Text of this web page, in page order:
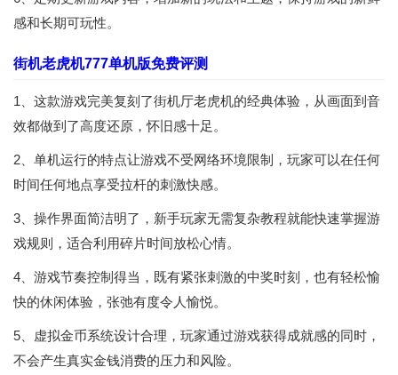
感和长期可玩性。
街机老虎机777单机版免费评测
1、这款游戏完美复刻了街机厅老虎机的经典体验，从画面到音
效都做到了高度还原，怀旧感十足。
2、单机运行的特点让游戏不受网络环境限制，玩家可以在任何
时间任何地点享受拉杆的刺激快感。
3、操作界面简洁明了，新手玩家无需复杂教程就能快速掌握游
戏规则，适合利用碎片时间放松心情。
4、游戏节奏控制得当，既有紧张刺激的中奖时刻，也有轻松愉
快的休闲体验，张弛有度令人愉悦。
5、虚拟金币系统设计合理，玩家通过游戏获得成就感的同时，
不会产生真实金钱消费的压力和风险。